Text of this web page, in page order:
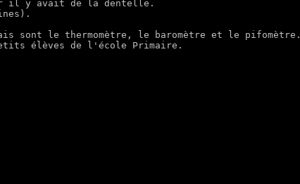
il y avait de la dentelle.
sont le thermomètre, le baromètre et le pifomètre.